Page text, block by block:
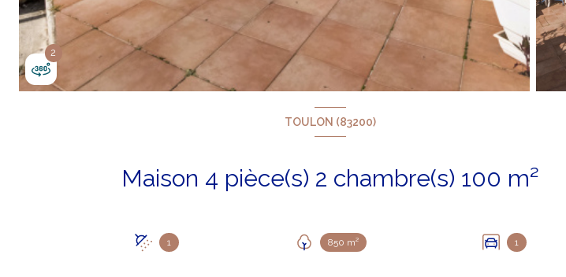
2
TOULON (83200)
Maison 4 pièce(s) 2 chambre(s) 100 m²
1 850 m² 1